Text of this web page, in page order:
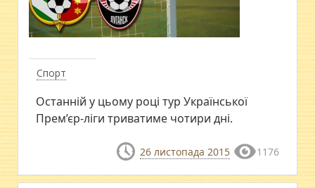
Спорт
Останній у цьому році тур Української
Прем’єр-ліги триватиме чотири дні.
26 листопада 2015 1176